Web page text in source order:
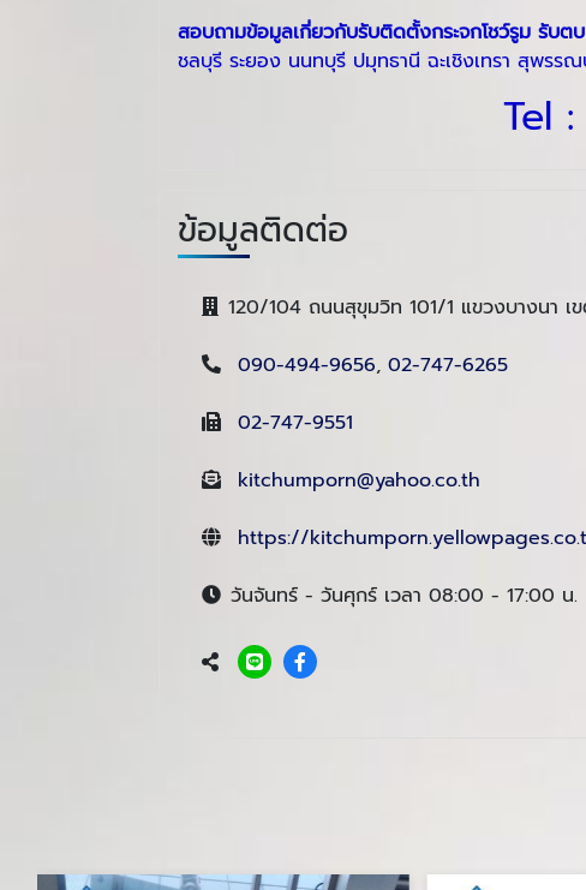
สอบถามข้อมูลเกี่ยวกับรับติดตั้งกระจกโชว์รูม รับต
ชลบุรี ระยอง นนทบุรี ปมุทธานี ฉะเชิงเทรา สุพรร
Tel :
ข้อมูลติดต่อ
120/104 ถนนสุขุมวิท 101/1 แขวงบางนา เ
090-494-9656, 02-747-6265
02-747-9551
kitchumporn@yahoo.co.th
https://
วันจันทร์ - วันศุกร์ เวลา 08:00 - 17:00 น.